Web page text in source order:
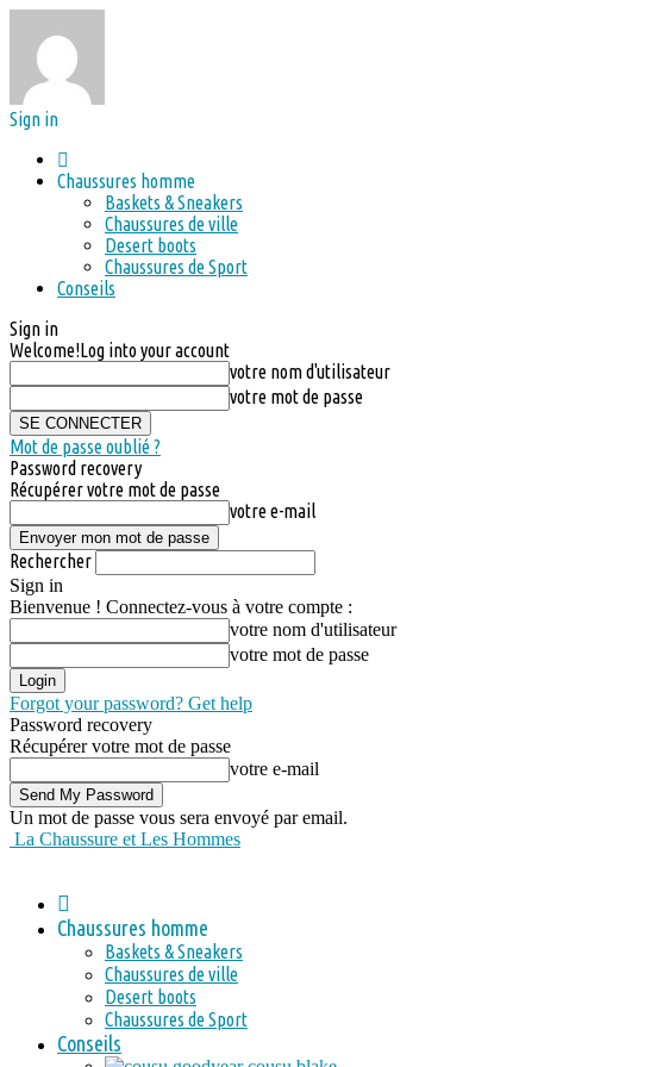
Sign in
Chaussures homme
Baskets & Sneakers
Chaussures de ville
Desert boots
Chaussures de Sport
Conseils
Sign in
Welcome!Log into your account
votre nom d'utilisateur
votre mot de passe
Mot de passe oublié ?
Password recovery
Récupérer votre mot de passe
votre e-mail
Rechercher
Sign in
Bienvenue ! Connectez-vous à votre compte :
votre nom d'utilisateur
votre mot de passe
Forgot your password? Get help
Password recovery
Récupérer votre mot de passe
votre e-mail
Un mot de passe vous sera envoyé par email.
La Chaussure et Les Hommes
Chaussures homme
Baskets & Sneakers
Chaussures de ville
Desert boots
Chaussures de Sport
Conseils